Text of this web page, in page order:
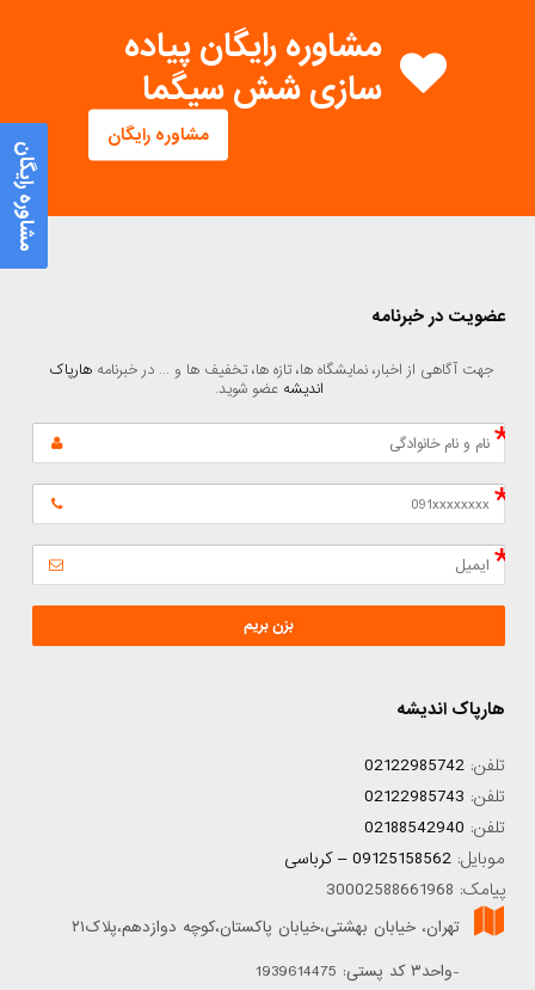
مشاوره رایگان پیاده
سازی شش سیگما
مشاوره رایگان
عضویت در خبرنامه
جهت آگاهی از اخبار، نمایشگاه ها، تازه ها، تخفیف ها و ... در خبرنامه
اندیشه عضو شوید.
بزن بریم
هارپاک اندیشه
تلفن: 02122985742
تلفن: 02122985743
تلفن: 02188542940
موبایل: 09125158562 – کرباسی
پیامک: 30002588661968
تهران، خیابان بهشتی،خیابان پاکستان،کوچه دوازدهم،پلاک۲۱
-واحد۳ کد پستی: 1939614475
مشاوره رایگان